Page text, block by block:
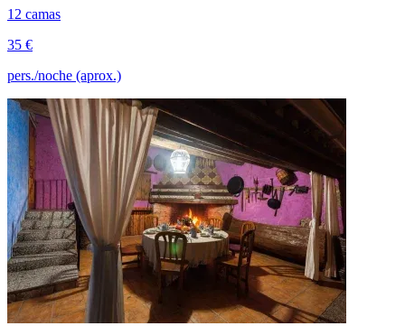
12 camas
35 €
pers./noche (aprox.)